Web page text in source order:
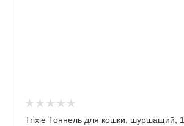
Trixie Тоннель для кошки, шуршащий,